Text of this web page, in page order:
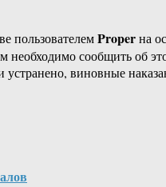
пользователемProperна
необходимо сообщить об
виновные